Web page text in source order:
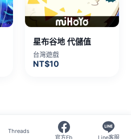
星布谷地 代儲值
台灣遊戲
NT$10
Threads
官方Fb
Line客服